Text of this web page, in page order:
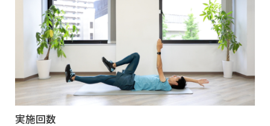
実施回数